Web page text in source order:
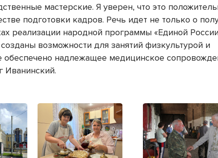
мастерские. Я уверен, что это
подготовки кадров. Речь идет не только о
реализации народной программы «Единой
возможности для занятий физкультурой и
обеспечено надлежащее медицинское
Иванинский.